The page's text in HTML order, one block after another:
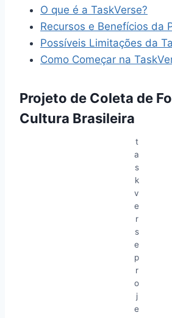
O que é a TaskVerse?
Recursos e Benefícios da
Possíveis Limitações da
Como Começar na
Projeto de Coleta de
Cultura Brasileira
t
a
s
k
v
e
r
s
e
p
r
o
j
e